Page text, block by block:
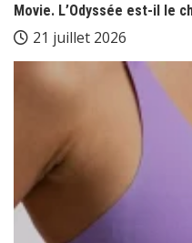
Movie. L’Odyssée est-il le
21 juillet 2026